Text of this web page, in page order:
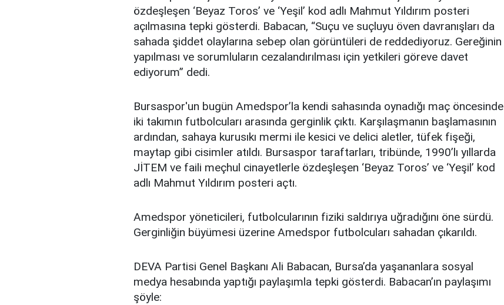
özdeşleşen ‘Beyaz Toros’ ve ‘Yeşil’ kod adlı Mahmut Yıldırım posteri
açılmasına tepki gösterdi. Babacan, “Suçu ve suçluyu öven davranışları da
sahada şiddet olaylarına sebep olan görüntüleri de reddediyoruz. Gereğinin
yapılması ve sorumluların cezalandırılması için yetkileri göreve davet
ediyorum” dedi.
Bursaspor'un bugün Amedspor’la kendi sahasında oynadığı maç öncesinde
iki takımın futbolcuları arasında gerginlik çıktı. Karşılaşmanın başlamasının
ardından, sahaya kurusıkı mermi ile kesici ve delici aletler, tüfek fişeği,
maytap gibi cisimler atıldı. Bursaspor taraftarları, tribünde, 1990’lı yıllarda
JİTEM ve faili meçhul cinayetlerle özdeşleşen ‘Beyaz Toros’ ve ‘Yeşil’ kod
adlı Mahmut Yıldırım posteri açtı.
Amedspor yöneticileri, futbolcularının fiziki saldırıya uğradığını öne sürdü.
Gerginliğin büyümesi üzerine Amedspor futbolcuları sahadan çıkarıldı.
DEVA Partisi Genel Başkanı Ali Babacan, Bursa’da yaşananlara sosyal
medya hesabında yaptığı paylaşımla tepki gösterdi. Babacan’ın paylaşımı
şöyle: